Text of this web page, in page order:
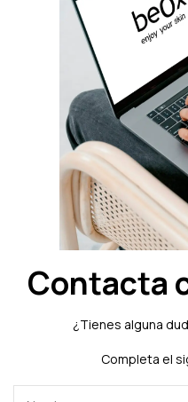
Contacta
¿Tienes alguna
Completa el